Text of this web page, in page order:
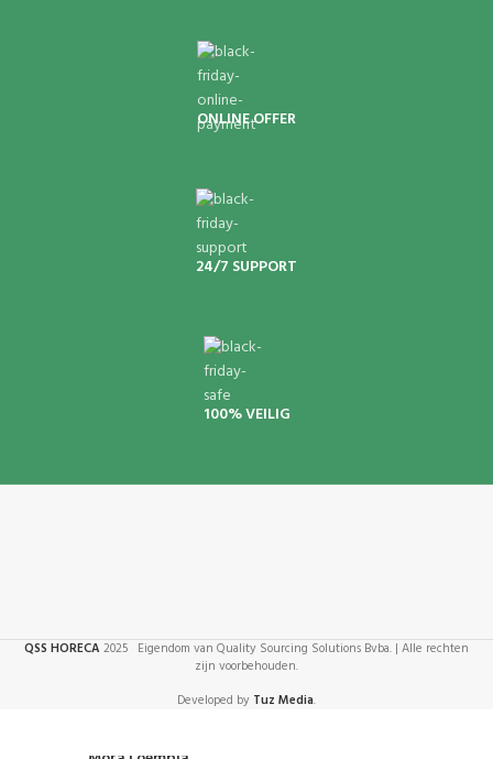
ONLINE OFFER
24/7 SUPPORT
100% VEILIG
QSS HORECA 2025 Eigendom van Quality Sourcing Solutions Bvba. | Alle rechten
zijn voorbehouden.
Developed by Tuz Media.